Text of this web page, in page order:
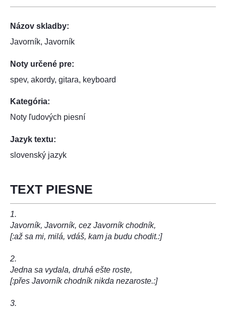
Názov skladby:
Javorník, Javorník
Noty určené pre:
spev, akordy, gitara, keyboard
Kategória:
Noty ľudových piesní
Jazyk textu:
slovenský jazyk
TEXT PIESNE
1.
Javorník, Javorník, cez Javorník chodník,
[:až sa mi, milá, vdáš, kam ja budu chodit.:]
2.
Jedna sa vydala, druhá ešte roste,
[:přes Javorník chodník nikda nezaroste.:]
3.